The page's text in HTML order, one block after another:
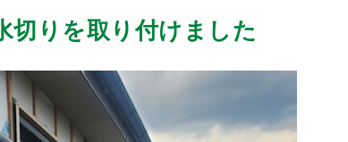
切りを取り付けました